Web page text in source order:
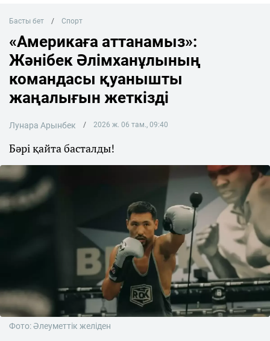
Басты бет Спорт
«Америкаға аттанамыз»:
Жәнібек Әлімханұлының
командасы қуанышты
жаңалығын жеткізді
Лунара Арынбек 2026 ж. 06 там., 09:40
Бәрі қайта басталды!
Фото: Әлеуметтік желіден